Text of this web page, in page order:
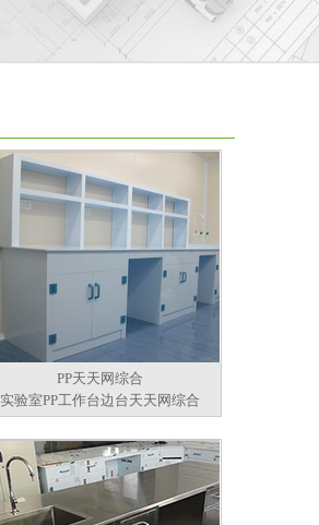
PP天天网综合
实验室PP工作台边台天天网综合